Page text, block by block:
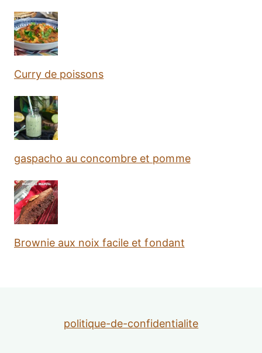
Curry de poissons
gaspacho au concombre et pomme
Brownie aux noix facile et fondant
politique-de-confidentialite